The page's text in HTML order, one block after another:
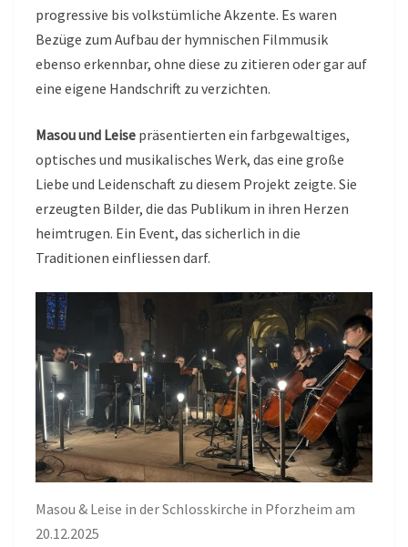
progressive bis volkstümliche Akzente. Es waren
Bezüge zum Aufbau der hymnischen Filmmusik
ebenso erkennbar, ohne diese zu zitieren oder gar auf
eine eigene Handschrift zu verzichten.
Masou und Leise präsentierten ein farbgewaltiges,
optisches und musikalisches Werk, das eine große
Liebe und Leidenschaft zu diesem Projekt zeigte. Sie
erzeugten Bilder, die das Publikum in ihren Herzen
heimtrugen. Ein Event, das sicherlich in die
Traditionen einfliessen darf.
Masou & Leise in der Schlosskirche in Pforzheim am
20.12.2025